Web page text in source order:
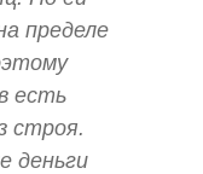
пределе
есть
строя.
деньги